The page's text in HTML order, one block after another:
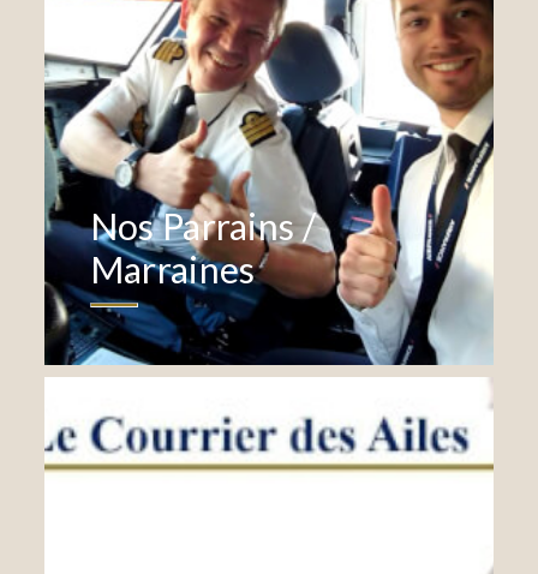
Nos Parrains /
Marraines